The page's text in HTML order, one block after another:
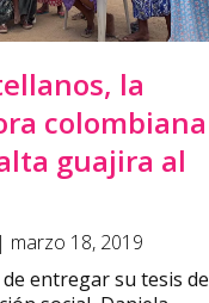
la
colombiana
guajira al
marzo 18, 2019
entregar su tesis de